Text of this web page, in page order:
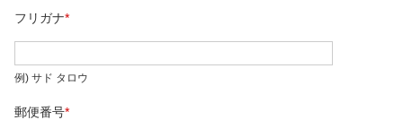
フリガナ*
例) サド タロウ
郵便番号*